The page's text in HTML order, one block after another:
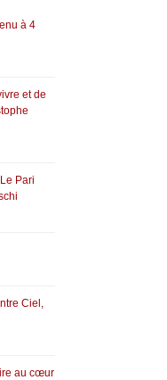
à 4
et de
Pari
Ciel,
au cœur